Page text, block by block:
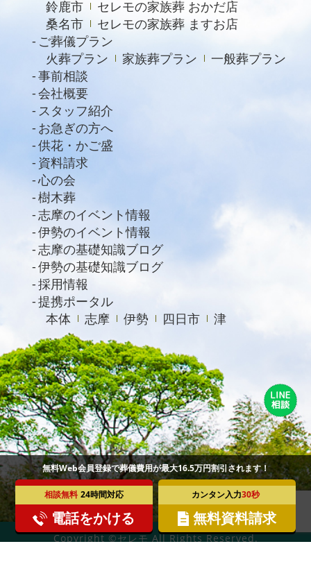
無料Web会員登録で葬儀費用が最大16.5万円割引されます！
相談無料 24時間対応
電話をかける
カンタン入力30秒
無料資料請求
鈴鹿市
セレモの家族葬 おかだ店
桑名市
セレモの家族葬 ますお店
ご葬儀プラン
火葬プラン
家族葬プラン
一般葬プラン
事前相談
会社概要
スタッフ紹介
お急ぎの方へ
供花・かご盛
資料請求
心の会
樹木葬
志摩のイベント情報
伊勢のイベント情報
志摩の基礎知識ブログ
伊勢の基礎知識ブログ
採用情報
提携ポータル
本体
志摩 伊勢 四日市 津
Copyright ©セレモ All Rights Reserved.